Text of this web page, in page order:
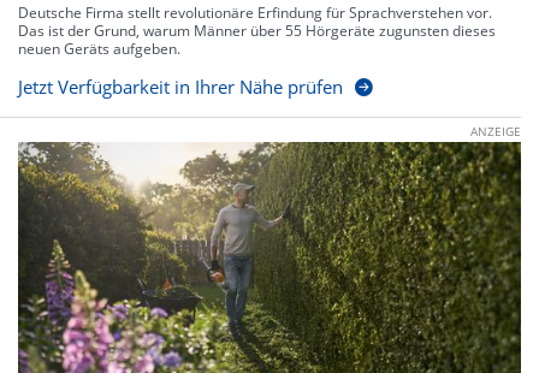
Deutsche Firma stellt revolutionäre Erfindung für Sprachverstehen vor.
Das ist der Grund, warum Männer über 55 Hörgeräte zugunsten dieses
neuen Geräts aufgeben.
Jetzt Verfügbarkeit in Ihrer Nähe prüfen
ANZEIGE